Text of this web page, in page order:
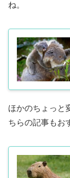
ね。
ほかのちょっと
ちらの記事もお